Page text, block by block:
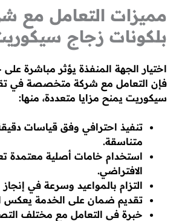
مميزات التعامل مع
بلكونات زجاج
اختيار الجهة المنفذة يؤثر مباشرة على
فإن التعامل مع شركة متخصصة في
سيكوريت يمنح مزايا متعددة، منها:
تنفيذ احترافي وفق قياسات
متناسقة.
استخدام خامات أصلية معتمدة
الافتراضي.
التزام بالمواعيد وسرعة في
تقديم ضمان على الخدمة يعكس
خبرة في التعامل مع مختلف